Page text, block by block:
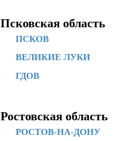
Псковская область
ПСКОВ
ВЕЛИКИЕ ЛУКИ
ГДОВ
Ростовская область
РОСТОВ-НА-ДОНУ